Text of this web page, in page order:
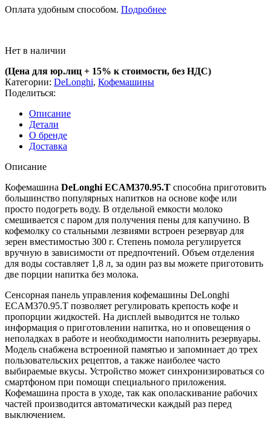
Оплата удобным способом. Подробнее
Нет в наличии
(Цена для юр.лиц + 15% к стоимости, без НДС)
Категории: DeLonghi, Кофемашины
Поделиться:
Описание
Детали
О бренде
Доставка
Описание
Кофемашина DeLonghi ECAM370.95.T способна приготовить
большинство популярных напитков на основе кофе или
просто подогреть воду. В отдельной емкости молоко
смешивается с паром для получения пены для капучино. В
кофемолку со стальными лезвиями встроен резервуар для
зерен вместимостью 300 г. Степень помола регулируется
вручную в зависимости от предпочтений. Объем отделения
для воды составляет 1,8 л, за один раз вы можете приготовить
две порции напитка без молока.
Сенсорная панель управления кофемашины DeLonghi
ECAM370.95.T позволяет регулировать крепость кофе и
пропорции жидкостей. На дисплей выводится не только
информация о приготовлении напитка, но и оповещения о
неполадках в работе и необходимости наполнить резервуары.
Модель снабжена встроенной памятью и запоминает до трех
пользовательских рецептов, а также наиболее часто
выбираемые вкусы. Устройство может синхронизироваться со
смартфоном при помощи специального приложения.
Кофемашина проста в уходе, так как ополаскивание рабочих
частей производится автоматически каждый раз перед
выключением.